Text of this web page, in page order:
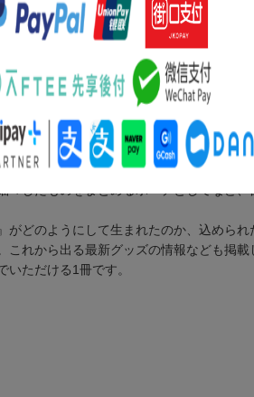
ニメ化、40周年を記念して、ムック本が登
子どもたちに親しまれてきました。
新アニメとして放送を開始しました。
でもはこべるポーチ」。
イズほどのおおきめサイズで、内側に
したものをまとめるポーチとしてなど、
どのようにして生まれたのか、込めら
れから出る最新グッズの情報なども掲載
ただける1冊です。